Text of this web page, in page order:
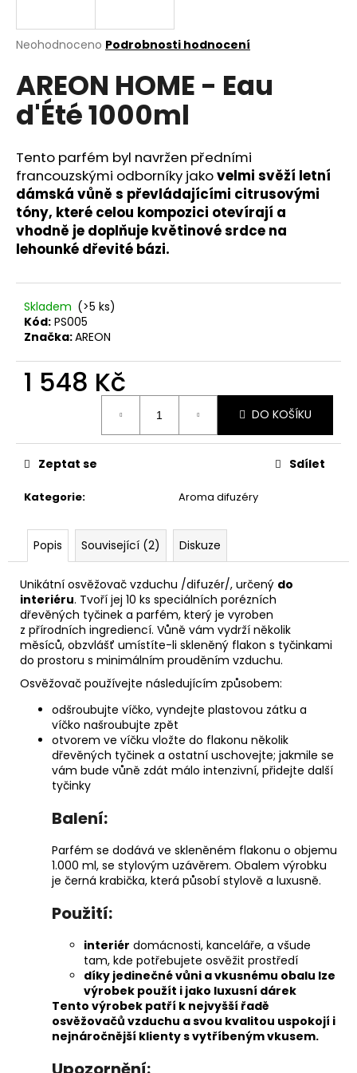
Průměrné
produktu
je
0,0
z
hvězdiček.
Neohodnoceno Podrobnosti hodnocení
AREON HOME - Eau
d'Été 1000ml
Tento parfém byl navržen předními
francouzskými odborníky jakovelmi svěží letní
dámská vůně s převládajícími citrusovými
tóny, které celou kompozici otevírají a
vhodně je doplňuje květinové srdce na
lehounké dřevité bázi.
Skladem (>5 ks)
Kód: PS005
Značka:AREON
1 548 Kč
DO KOŠÍKU
Kategorie: Aroma difuzéry
Zeptat se Sdílet
Popis Související (2) Diskuze
Unikátní osvěžovač vzduchu /difuzér/, určený do
interiéru. Tvoří jej 10 ks speciálních porézních
dřevěných tyčinek a parfém, který je vyroben
z přírodních ingrediencí. Vůně vám vydrží několik
měsíců, obzvlášť umístíte-li skleněný flakon s tyčinkami
do prostoru s minimálním prouděním vzduchu.
Osvěžovač používejte následujícím způsobem:
odšroubujte víčko, vyndejte plastovou zátku a
víčko našroubujte zpět
otvorem ve víčku vložte do flakonu několik
dřevěných tyčinek a ostatní uschovejte; jakmile se
vám bude vůně zdát málo intenzivní, přidejte další
tyčinky
Balení:
Parfém se dodává ve skleněném flakonu o objemu
1.000 ml, se stylovým uzávěrem. Obalem výrobku
je černá krabička, která působí stylově a luxusně.
Použití:
interiér domácnosti, kanceláře, a všude
tam, kde potřebujete osvěžit prostředí
díky jedinečné vůni a vkusnému obalu lze
výrobek použít i jako luxusní dárek
Tento výrobek patří k nejvyšší řadě
osvěžovačů vzduchu a svou kvalitou uspokojí i
nejnáročnější klienty s vytříbeným vkusem.
j
t
?
HLEDAT
D
p
o
u
č
u
e
PÁNEVNÍ
PROLOŽKY
KUSY
Kč